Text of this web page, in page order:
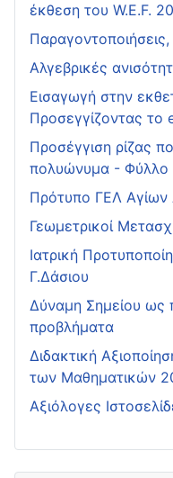
έκθεση του W.E.F.
Αλγεβρικές
Εισαγωγή στην
Προσεγγίζοντας το
Προσέγγιση ρίζας
πολυώνυμα - Φύλλο
Πρότυπο ΓΕΛ
Γεωμετρικοί
Ιατρική
Γ.Δάσιου
Δύναμη Σημείου ως
προβλήματα
Διδακτική
των Μαθηματικών
Αξιόλογες